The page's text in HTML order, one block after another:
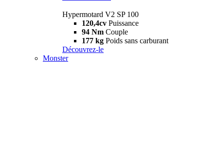
Hypermotard V2 SP 100
120,4cv Puissance
94 Nm Couple
177 kg Poids sans carburant
Découvrez-le
Monster